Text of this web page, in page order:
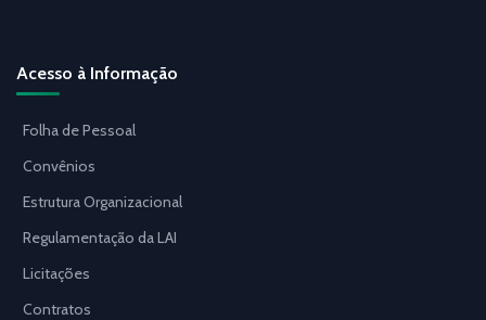
Acesso à Informação
Folha de Pessoal
Convênios
Estrutura Organizacional
Regulamentação da LAI
Licitações
Contratos